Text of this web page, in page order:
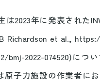
は2023年に発表された
Richardson et al.,
bmj-2022-074520)につ
原子力施設の作業者に